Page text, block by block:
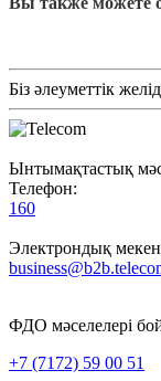
Біз әлеуметтік
Ынтымақтастық
Телефон:
160
Электрондық
ФДО мәселелері
+7 (7172) 59 00 51